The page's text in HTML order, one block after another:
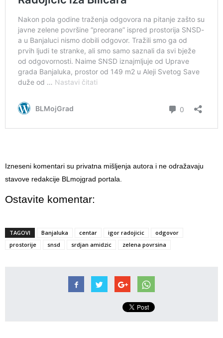
Izneseni komentari su privatna mišljenja autora i ne odražavaju
stavove redakcije BLmojgrad portala.
Ostavite komentar:
TAGOVI Banjaluka centar igor radojicic
odgovor
prostorije
snsd srdjan amidzic zelena povrsina